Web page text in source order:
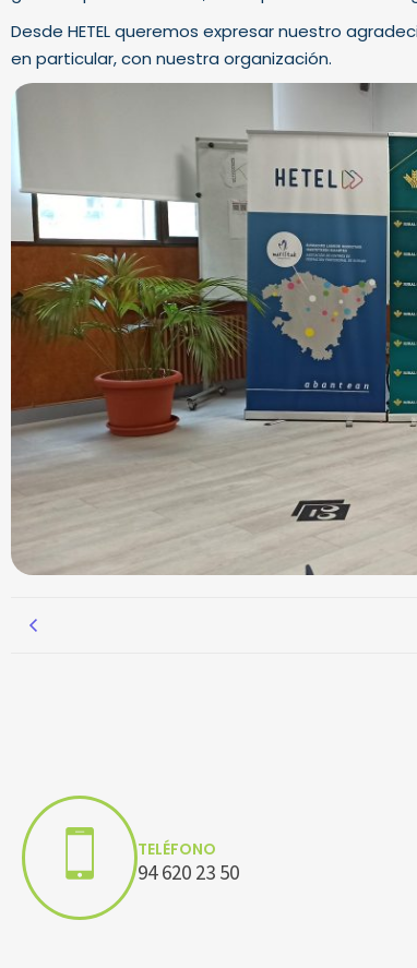
Desde HETEL queremos expresar nuestro
en particular, con nuestra organización.
TELÉFONO
94 620 23 50